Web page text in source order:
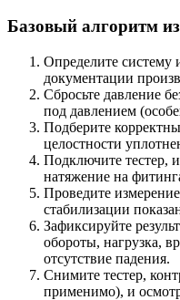
Базовый алгоритм
Определите систему
документации
Сбросьте давление
под давлением
Подберите
целостности
Подключите тестер,
натяжение на
Проведите
стабилизации
Зафиксируйте
обороты, нагрузка,
отсутствие падения.
Снимите тестер,
применимо), и